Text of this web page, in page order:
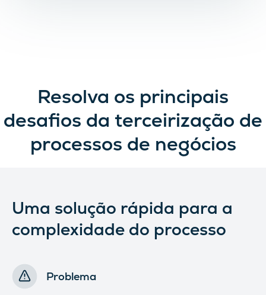
Resolva os principais
desafios da terceirização de
processos de negócios
Uma solução rápida para a
complexidade do processo
Problema